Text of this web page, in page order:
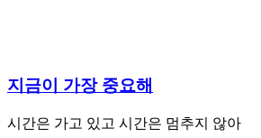
지금이 가장 중요해
시간은 가고 있고 시간은 멈추지 않아